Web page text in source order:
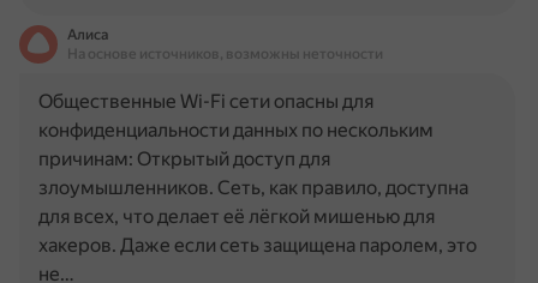
Алиса
На основе источников, возможны неточности
Общественные Wi-Fi сети опасны для
конфиденциальности данных по нескольким
причинам: Открытый доступ для
злоумышленников. Сеть, как правило, доступна
для всех, что делает её лёгкой мишенью для
хакеров. Даже если сеть защищена паролем, это
не…